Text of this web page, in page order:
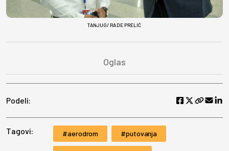
TANJUG/ RADE PRELIĆ
Podeli:
Tagovi: aerodrom putovanja